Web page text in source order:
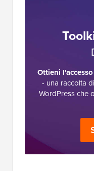
Ottieni
- una raccolta
WordPress che